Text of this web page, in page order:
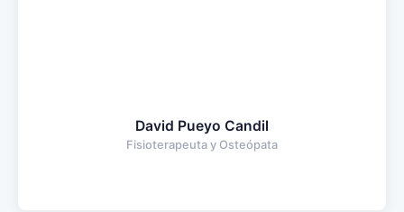
David Pueyo Candil
Fisioterapeuta y Osteópata